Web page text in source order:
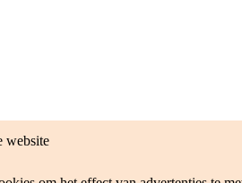
website